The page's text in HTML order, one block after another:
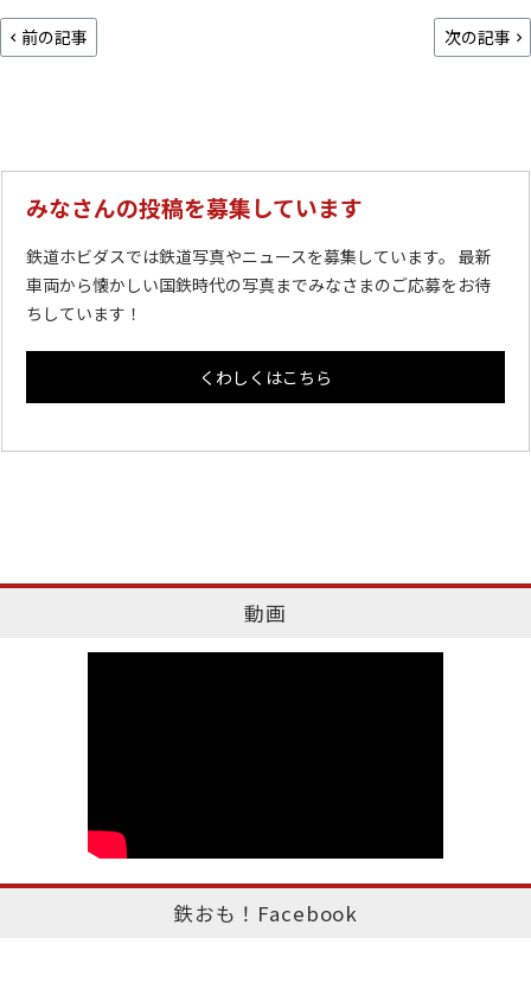
前の記事 次の記事
みなさんの投稿を募集しています
鉄道ホビダスでは鉄道写真やニュースを募集しています。 最新
車両から懐かしい国鉄時代の写真までみなさまのご応募をお待
ちしています！
くわしくはこちら
動画
鉄おも！Facebook